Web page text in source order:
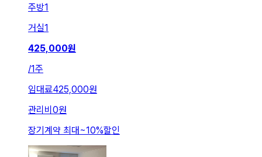
주방1
거실1
425,000원
/1주
임대료425,000원
관리비 0원
장기계약 최대 ~10%할인